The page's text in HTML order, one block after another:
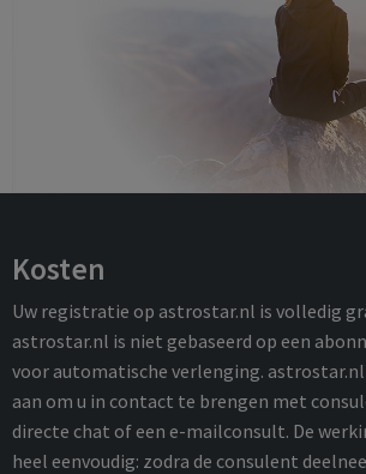
Kosten
Uw registratie op astrostar.nl is volledig
astrostar.nl is niet gebaseerd op een
voor automatische verlenging.
aan om u in contact te brengen met
directe chat of een e-mailconsult. De
heel eenvoudig: zodra de consulent